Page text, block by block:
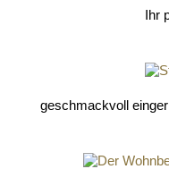
Ihr
geschmackvoll